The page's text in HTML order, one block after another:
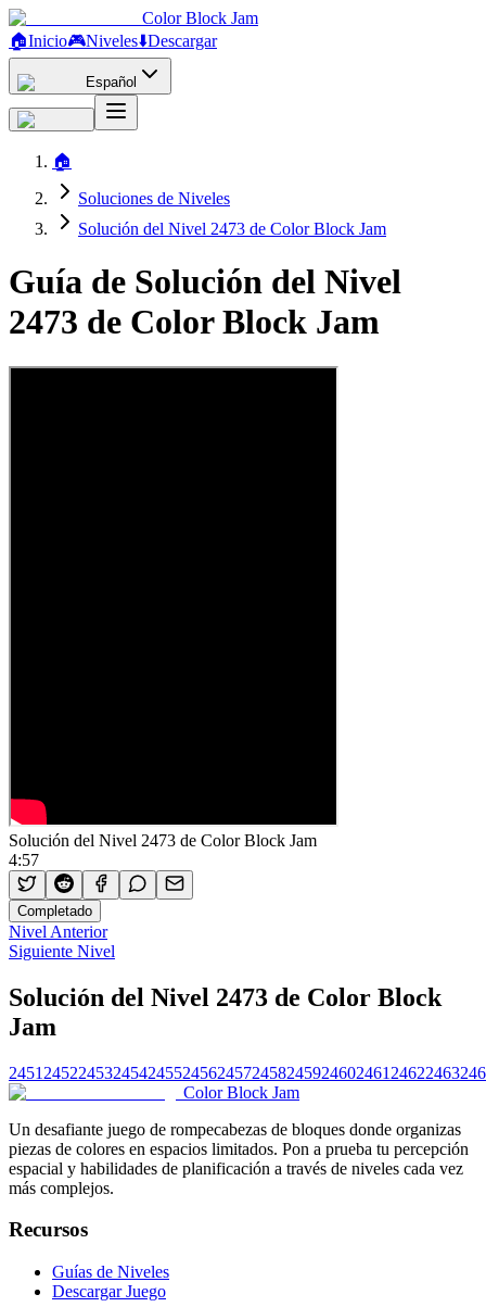
Color Block Jam
🏠Inicio🎮Niveles⬇️Descargar
Español
🏠
Soluciones de Niveles
Solución del Nivel 2473 de Color Block Jam
Guía de Solución del Nivel
2473 de Color Block Jam
Solución del Nivel 2473 de Color Block Jam
4:57
Completado
Nivel Anterior
Siguiente Nivel
Solución del Nivel 2473 de Color Block
Jam
2451 2452245324542455245624572458245924602461 24622463
Color Block Jam
Un desafiante juego de rompecabezas de bloques donde organizas
piezas de colores en espacios limitados. Pon a prueba tu percepción
espacial y habilidades de planificación a través de niveles cada vez
más complejos.
Recursos
Guías de Niveles
Descargar Juego